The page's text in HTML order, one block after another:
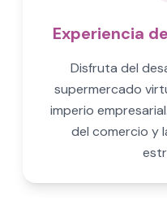
Experiencia
Disfruta del
supermercado
imperio
del comercio y